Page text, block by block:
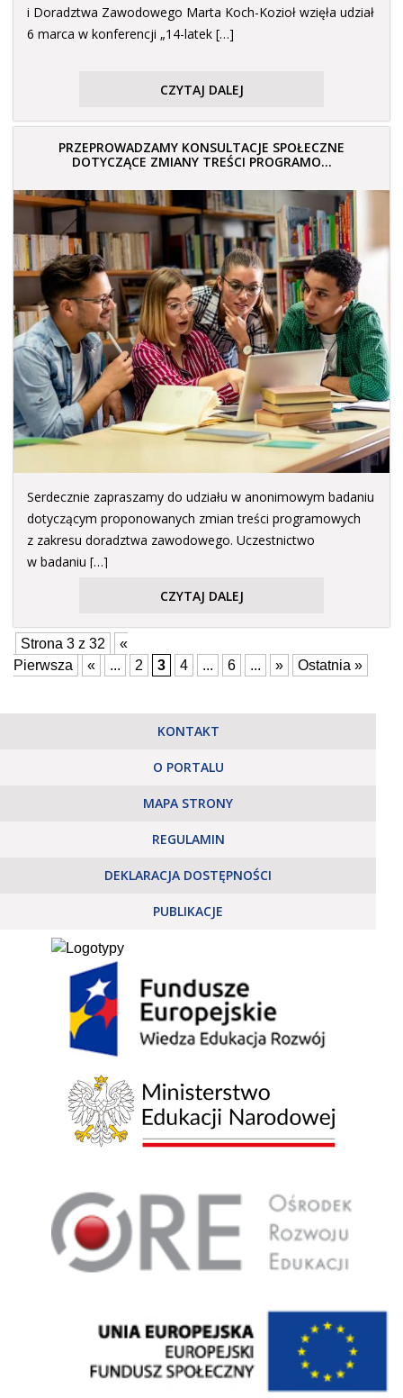
i Doradztwa Zawodowego Marta Koch-Kozioł wzięła udział
6 marca w konferencji „14-latek […]
CZYTAJ DALEJ
PRZEPROWADZAMY KONSULTACJE SPOŁECZNE
DOTYCZĄCE ZMIANY TREŚCI PROGRAMO...
Serdecznie zapraszamy do udziału w anonimowym badaniu
dotyczącym proponowanych zmian treści programowych
z zakresu doradztwa zawodowego. Uczestnictwo
w badaniu […]
CZYTAJ DALEJ
Strona 3 z 32
«
Pierwsza
« ... 2 3 4 ... 6 ... » Ostatnia »
KONTAKT
O PORTALU
MAPA STRONY
REGULAMIN
DEKLARACJA DOSTĘPNOŚCI
PUBLIKACJE